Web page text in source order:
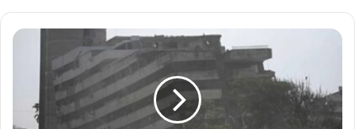
عاجل-
زلزال
فنزويلا
إلى